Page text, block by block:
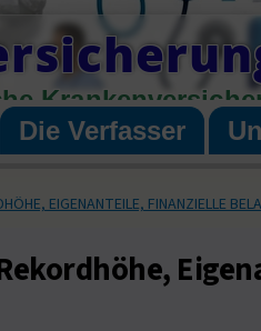
Die Verfasser
EIGENANTEILE, FINANZIELLE